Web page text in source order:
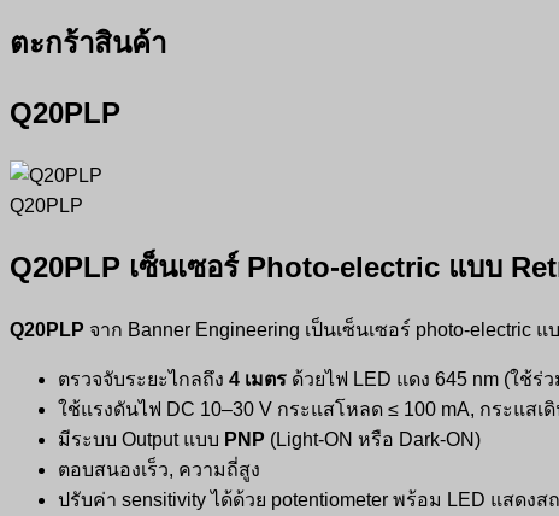
ตะกร้าสินค้า
Q20PLP
Q20PLP
Q20PLP เซ็นเซอร์ Photo‑electric แบบ
Q20PLP จาก Banner Engineering เป็นเซ็นเซอร์ photo‑electric
ตรวจจับระยะไกลถึง 4 เมตร ด้วยไฟ LED แดง 645 nm (ใช้ร่
ใช้แรงดันไฟ DC 10–30 V กระแสโหลด ≤ 100 mA, กระแสเดิ
มีระบบ Output แบบ PNP (Light-ON หรือ Dark-ON)
ตอบสนองเร็ว, ความถี่สูง
ปรับค่า sensitivity ได้ด้วย potentiometer พร้อม LED แสดงส